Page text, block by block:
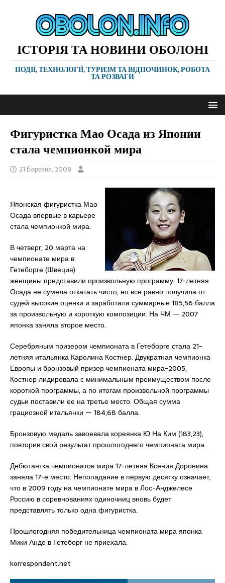
ІСТОРІЯ ТА НОВИНИ ОБОЛОНІ
ПОДІЇ, ТЕХНОЛОГІЇ, ТУРИЗМ ТА ВІДПОЧИНОК, РОБОТА
ТА РОЗВАГИ
Фигуристка Мао Осада из Японии
стала чемпионкой мира
21 Березня, 2008
Японская фигуристка Мао
Осада впервые в карьере
стала чемпионкой мира.
В четверг, 20 марта на
чемпионате мира в
Гетеборге (Швеция)
женщины представили произвольную программу. 17-летняя
Осада не сумела откатать чисто, но все равно получила от
судей высокие оценки и заработала суммарные 185,56 балла
за произвольную и короткую композиции. На ЧМ — 2007
японка заняла второе место.
Серебряным призером чемпионата в Гетеборге стала 21-
летняя итальянка Каролина Костнер. Двукратная чемпионка
Европы и бронзовый призер чемпионата мира-2005,
Костнер лидировала с минимальным преимуществом после
короткой программы, а по итогам произвольной программы
судьи поставили ее на третье место. Общая сумма
грациозной итальянки — 184,68 балла.
Бронзовую медаль завоевала кореянка Ю На Ким (183,23),
повторив свой результат прошлогоднего чемпионата мира.
Дебютантка чемпионатов мира 17-летняя Ксения Доронина
заняла 17-е место. Непопадание в первую десятку означает,
что в 2009 году на чемпионате мира в Лос-Анджелесе
Россию в соревнованиях одиночниц вновь будет
представлять только одна фигуристка.
Прошлогодняя победительница чемпионата мира японка
Мики Андо в Гетеборг не приехала.
korrespondent.net